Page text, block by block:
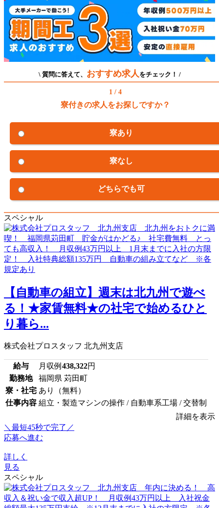
\ 質問に答えて、 おすすめ求人 をチェック！ /
1 / 4
寮付きの求人をお探しですか？
寮あり
寮なし
どちらでも可
スペシャル
【自動車の組立】週末は北九州で遊べ
る！★家賃無料★の社宅で始めるひと
り暮ら...
株式会社プロスタッフ 北九州支店
給与 月収例 438,322円
勤務地
福岡県 苅田町
寮・社宅 あり（無料）
仕事内容 組立・製造マシンの操作 / 自動車系工場 / 交替制
詳細を表示
＼最短45秒で完了／
応募へ進む
詳しく
見る
スペシャル